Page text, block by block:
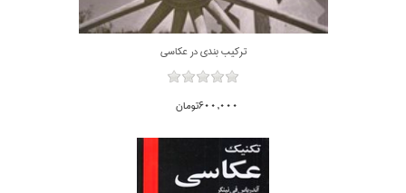
تركيب بندي در عكاسي
600,000تومان